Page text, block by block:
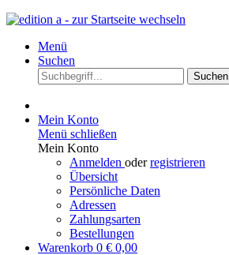
Menü
Suchen
Suchen
Mein Konto
Menü schließen
Mein Konto
Anmelden oderregistrieren
Übersicht
Persönliche Daten
Adressen
Zahlungsarten
Bestellungen
Warenkorb 0 € 0,00